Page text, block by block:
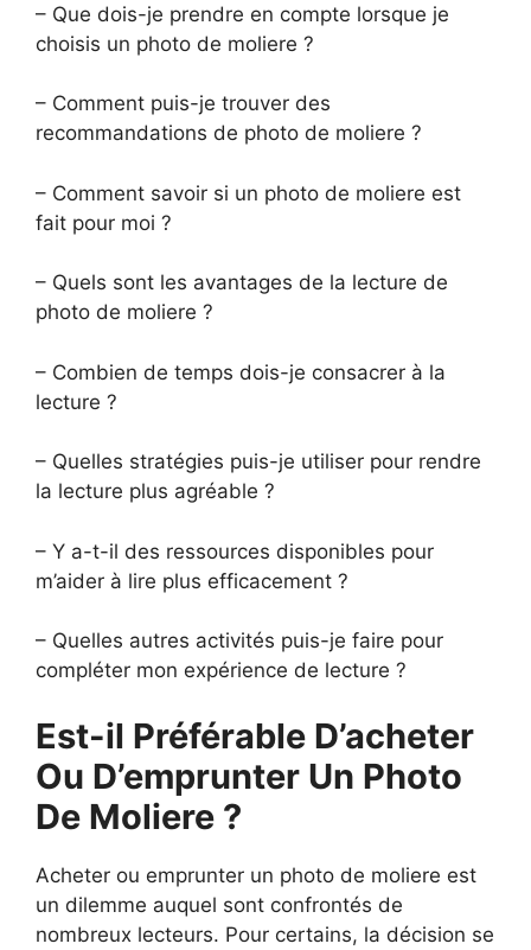
– Que dois-je prendre en compte lorsque je
choisis un photo de moliere ?
– Comment puis-je trouver des
recommandations de photo de moliere ?
– Comment savoir si un photo de moliere est
fait pour moi ?
– Quels sont les avantages de la lecture de
photo de moliere ?
– Combien de temps dois-je consacrer à la
lecture ?
– Quelles stratégies puis-je utiliser pour rendre
la lecture plus agréable ?
– Y a-t-il des ressources disponibles pour
m’aider à lire plus efficacement ?
– Quelles autres activités puis-je faire pour
compléter mon expérience de lecture ?
Est-il Préférable D’acheter
Ou D’emprunter Un Photo
De Moliere ?
Acheter ou emprunter un photo de moliere est
un dilemme auquel sont confrontés de
nombreux lecteurs. Pour certains, la décision se